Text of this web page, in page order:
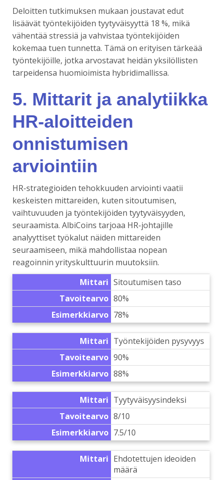
Deloitten tutkimuksen mukaan joustavat edut
lisäävät työntekijöiden tyytyväisyyttä 18 %, mikä
vähentää stressiä ja vahvistaa työntekijöiden
kokemaa tuen tunnetta. Tämä on erityisen tärkeää
työntekijöille, jotka arvostavat heidän yksilöllisten
tarpeidensa huomioimista hybridimallissa.
5. Mittarit ja analytiikka
HR-aloitteiden
onnistumisen
arviointiin
HR-strategioiden tehokkuuden arviointi vaatii
keskeisten mittareiden, kuten sitoutumisen,
vaihtuvuuden ja työntekijöiden tyytyväisyyden,
seuraamista. AlbiCoins tarjoaa HR-johtajille
analyyttiset työkalut näiden mittareiden
seuraamiseen, mikä mahdollistaa nopean
reagoinnin yrityskulttuurin muutoksiin.
Mittari Sitoutumisen taso
Tavoitearvo 80%
Esimerkkiarvo 78%
Mittari Työntekijöiden pysyvyys
Tavoitearvo 90%
Esimerkkiarvo 88%
Mittari Tyytyväisyysindeksi
Tavoitearvo 8/10
Esimerkkiarvo 7.5/10
Mittari Ehdotettujen ideoiden
määrä